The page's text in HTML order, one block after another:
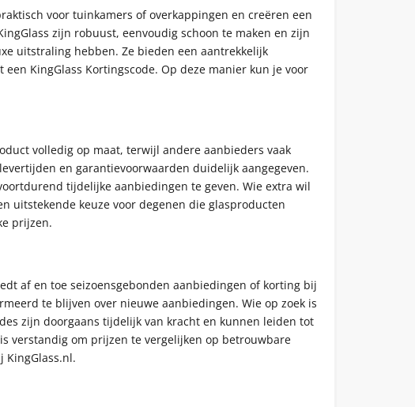
voor tuinkamers of overkappingen en creëren een
zijn robuust, eenvoudig schoon te maken en zijn
uitstraling hebben. Ze bieden een aantrekkelijk
KingGlass Kortingscode. Op deze manier kun je voor
volledig op maat, terwijl andere aanbieders vaak
en garantievoorwaarden duidelijk aangegeven.
tijdelijke aanbiedingen te geven. Wie extra wil
uitstekende keuze voor degenen die glasproducten
prijzen.
af en toe seizoensgebonden aanbiedingen of korting bij
te blijven over nieuwe aanbiedingen. Wie op zoek is
zijn doorgaans tijdelijk van kracht en kunnen leiden tot
verstandig om prijzen te vergelijken op betrouwbare
KingGlass.nl.